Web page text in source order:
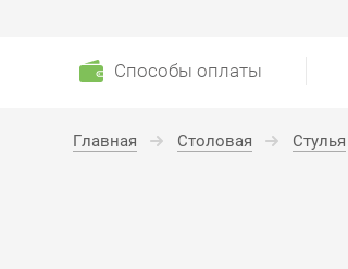
Способы оплаты
Главная Столовая Стулья